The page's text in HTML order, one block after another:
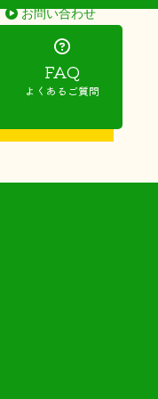
お問い合わせ
FAQ
よくあるご質問